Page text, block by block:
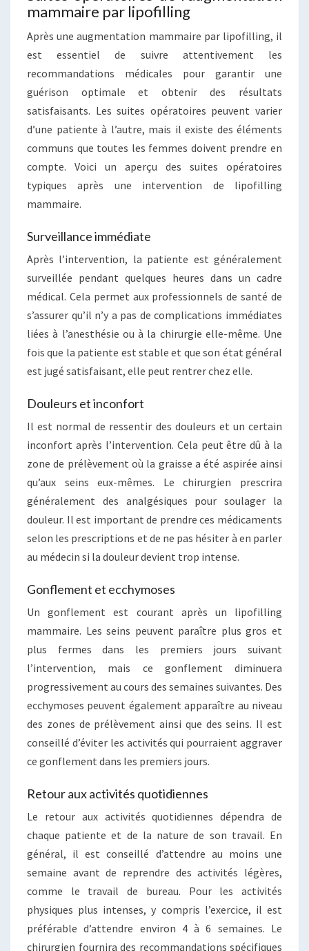
mammaire par lipofilling
Après une augmentation mammaire par lipofilling, il
est essentiel de suivre attentivement les
recommandations médicales pour garantir une
guérison optimale et obtenir des résultats
satisfaisants. Les suites opératoires peuvent varier
d’une patiente à l’autre, mais il existe des éléments
communs que toutes les femmes doivent prendre en
compte. Voici un aperçu des suites opératoires
typiques après une intervention de lipofilling
mammaire.
Surveillance immédiate
Après l’intervention, la patiente est généralement
surveillée pendant quelques heures dans un cadre
médical. Cela permet aux professionnels de santé de
s’assurer qu’il n’y a pas de complications immédiates
liées à l’anesthésie ou à la chirurgie elle-même. Une
fois que la patiente est stable et que son état général
est jugé satisfaisant, elle peut rentrer chez elle.
Douleurs et inconfort
Il est normal de ressentir des douleurs et un certain
inconfort après l’intervention. Cela peut être dû à la
zone de prélèvement où la graisse a été aspirée ainsi
qu’aux seins eux-mêmes. Le chirurgien prescrira
généralement des analgésiques pour soulager la
douleur. Il est important de prendre ces médicaments
selon les prescriptions et de ne pas hésiter à en parler
au médecin si la douleur devient trop intense.
Gonflement et ecchymoses
Un gonflement est courant après un lipofilling
mammaire. Les seins peuvent paraître plus gros et
plus fermes dans les premiers jours suivant
l’intervention, mais ce gonflement diminuera
progressivement au cours des semaines suivantes. Des
ecchymoses peuvent également apparaître au niveau
des zones de prélèvement ainsi que des seins. Il est
conseillé d’éviter les activités qui pourraient aggraver
ce gonflement dans les premiers jours.
Retour aux activités quotidiennes
Le retour aux activités quotidiennes dépendra de
chaque patiente et de la nature de son travail. En
général, il est conseillé d’attendre au moins une
semaine avant de reprendre des activités légères,
comme le travail de bureau. Pour les activités
physiques plus intenses, y compris l’exercice, il est
préférable d’attendre environ 4 à 6 semaines. Le
chirurgien fournira des recommandations spécifiques